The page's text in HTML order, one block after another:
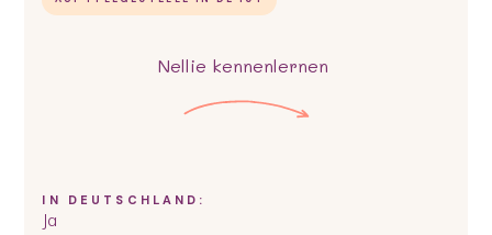
Nellie kennenlernen
IN DEUTSCHLAND:
Ja